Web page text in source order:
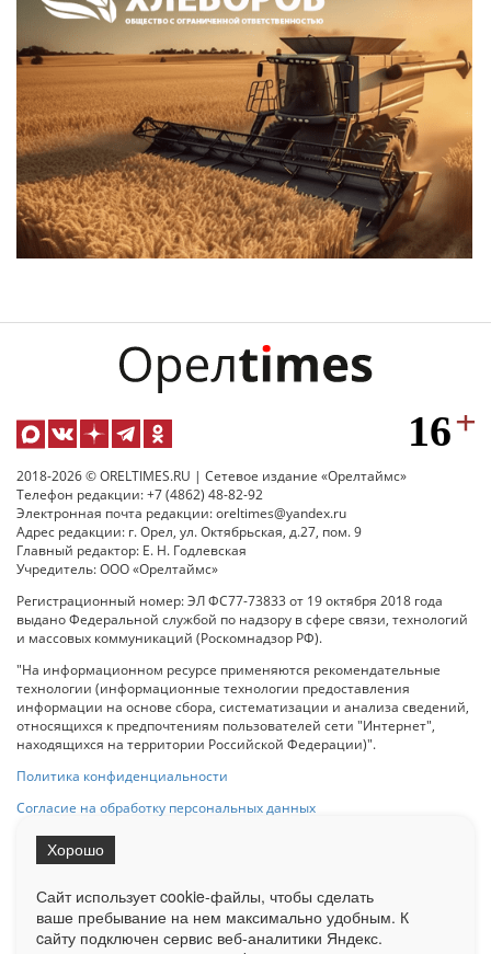
2018-2026 © ORELTIMES.RU | Сетевое издание «Орелтаймс»
Телефон редакции: +7 (4862) 48-82-92
Электронная почта редакции: oreltimes@yandex.ru
Адрес редакции: г. Орел, ул. Октябрьская, д.27, пом. 9
Главный редактор: Е. Н. Годлевская
Учредитель: ООО «Орелтаймс»
Регистрационный номер: ЭЛ ФС77-73833 от 19 октября 2018 года
выдано Федеральной службой по надзору в сфере связи, технологий
и массовых коммуникаций (Роскомнадзор РФ).
"На информационном ресурсе применяются рекомендательные
технологии (информационные технологии предоставления
информации на основе сбора, систематизации и анализа сведений,
относящихся к предпочтениям пользователей сети "Интернет",
находящихся на территории Российской Федерации)".
Политика конфиденциальности
Согласие на обработку персональных данных
на Сетевое издание «ОрелТаймс» обязательна.
Ограниченная статистика посещаемости доступна на сайте
Сайт использует cookie-файлы, чтобы сделать
ваше пребывание на нем максимально удобным. К
cайту подключен сервис веб-аналитики Яндекс.
Хорошо